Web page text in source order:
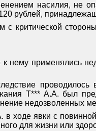
насилия, не
120 рублей,
критической
нему применялись
Т*** А.А. был
недозволенных
ходе явки с
для жизни или